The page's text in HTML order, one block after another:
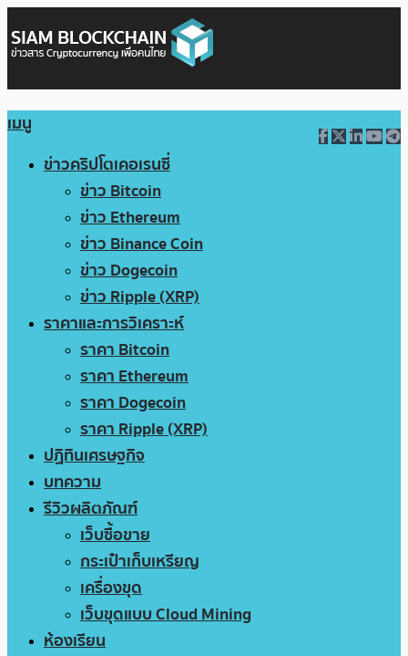
เมนู
ข่าวคริปโตเคอเรนซี่
ข่าว Bitcoin
ข่าว Ethereum
ข่าว Binance Coin
ข่าว Dogecoin
ข่าว Ripple (XRP)
ราคาและการวิเคราะห์
ราคา Bitcoin
ราคา Ethereum
ราคา Dogecoin
ราคา Ripple (XRP)
ปฏิทินเศรษฐกิจ
บทความ
รีวิวผลิตภัณฑ์
เว็บซื้อขาย
กระเป๋าเก็บเหรียญ
เครื่องขุด
เว็บขุดแบบ Cloud Mining
ห้องเรียน